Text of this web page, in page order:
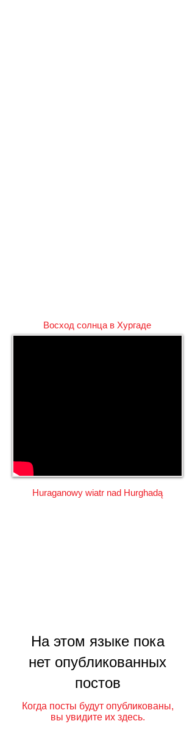
Восход солнца в Хургаде
Huraganowy wiatr nad Hurghadą
На этом языке пока
нет опубликованных
постов
Когда посты будут опубликованы,
вы увидите их здесь.